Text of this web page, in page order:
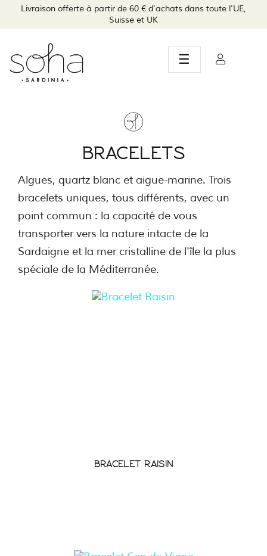
Livraison offerte à partir de 60 € d’achats dans toute l'UE,
Suisse et UK
Basculer
la
☰
BRACELETS
Algues, quartz blanc et aigue-marine. Trois
bracelets uniques, tous différents, avec un
point commun : la capacité de vous
transporter vers la nature intacte de la
Sardaigne et la mer cristalline de l'île la plus
spéciale de la Méditerranée.
BRACELET RAISIN